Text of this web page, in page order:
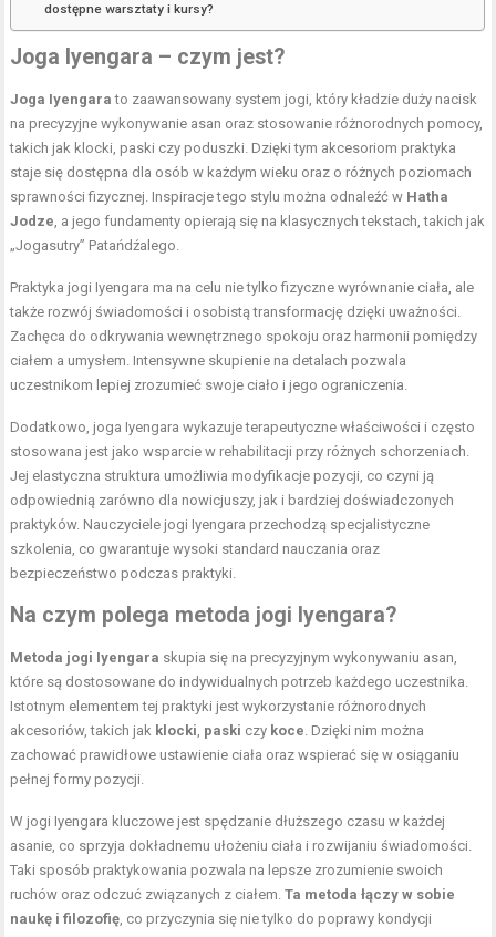
dostępne warsztaty i kursy?
Joga Iyengara – czym jest?
Joga Iyengara to zaawansowany system jogi, który kładzie duży nacisk
na precyzyjne wykonywanie asan oraz stosowanie różnorodnych pomocy,
takich jak klocki, paski czy poduszki. Dzięki tym akcesoriom praktyka
staje się dostępna dla osób w każdym wieku oraz o różnych poziomach
sprawności fizycznej. Inspiracje tego stylu można odnaleźć w Hatha
Jodze, a jego fundamenty opierają się na klasycznych tekstach, takich jak
„Jogasutry” Patańdźalego.
Praktyka jogi Iyengara ma na celu nie tylko fizyczne wyrównanie ciała, ale
także rozwój świadomości i osobistą transformację dzięki uważności.
Zachęca do odkrywania wewnętrznego spokoju oraz harmonii pomiędzy
ciałem a umysłem. Intensywne skupienie na detalach pozwala
uczestnikom lepiej zrozumieć swoje ciało i jego ograniczenia.
Dodatkowo, joga Iyengara wykazuje terapeutyczne właściwości i często
stosowana jest jako wsparcie w rehabilitacji przy różnych schorzeniach.
Jej elastyczna struktura umożliwia modyfikacje pozycji, co czyni ją
odpowiednią zarówno dla nowicjuszy, jak i bardziej doświadczonych
praktyków. Nauczyciele jogi Iyengara przechodzą specjalistyczne
szkolenia, co gwarantuje wysoki standard nauczania oraz
bezpieczeństwo podczas praktyki.
Na czym polega metoda jogi Iyengara?
Metoda jogi Iyengara skupia się na precyzyjnym wykonywaniu asan,
które są dostosowane do indywidualnych potrzeb każdego uczestnika.
Istotnym elementem tej praktyki jest wykorzystanie różnorodnych
akcesoriów, takich jak klocki, paski czy koce. Dzięki nim można
zachować prawidłowe ustawienie ciała oraz wspierać się w osiąganiu
pełnej formy pozycji.
W jogi Iyengara kluczowe jest spędzanie dłuższego czasu w każdej
asanie, co sprzyja dokładnemu ułożeniu ciała i rozwijaniu świadomości.
Taki sposób praktykowania pozwala na lepsze zrozumienie swoich
ruchów oraz odczuć związanych z ciałem.Ta metoda łączy w sobie
naukę i filozofię, co przyczynia się nie tylko do poprawy kondycji